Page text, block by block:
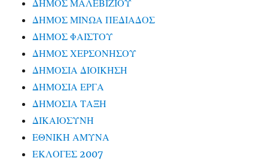
ΔΗΜΟΣ ΜΑΛΕΒΙΖΙΟΥ
ΔΗΜΟΣ ΜΙΝΩΑ ΠΕΔΙΑΔΟΣ
ΔΗΜΟΣ ΦΑΙΣΤΟΥ
ΔΗΜΟΣ ΧΕΡΣΟΝΗΣΟΥ
ΔΗΜΟΣΙΑ ΔΙΟΙΚΗΣΗ
ΔΗΜΟΣΙΑ ΕΡΓΑ
ΔΗΜΟΣΙΑ ΤΑΞΗ
ΔΙΚΑΙΟΣΥΝΗ
ΕΘΝΙΚΗ ΑΜΥΝΑ
ΕΚΛΟΓΕΣ 2007